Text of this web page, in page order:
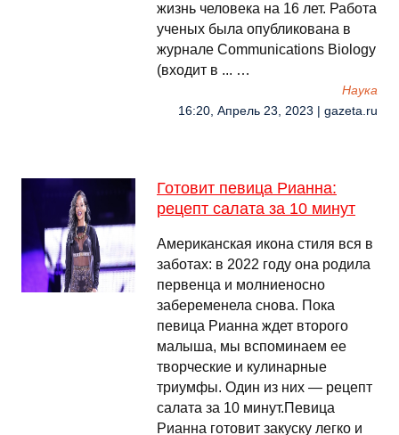
жизнь человека на 16 лет. Работа
ученых была опубликована в
журнале Communications Biology
(входит в ... …
Наука
16:20, Апрель 23, 2023 | gazeta.ru
Готовит певица Рианна:
рецепт салата за 10 минут
Американская икона стиля вся в
заботах: в 2022 году она родила
первенца и молниеносно
забеременела снова. Пока
певица Рианна ждет второго
малыша, мы вспоминаем ее
творческие и кулинарные
триумфы. Один из них — рецепт
салата за 10 минут.Певица
Рианна готовит закуску легко и